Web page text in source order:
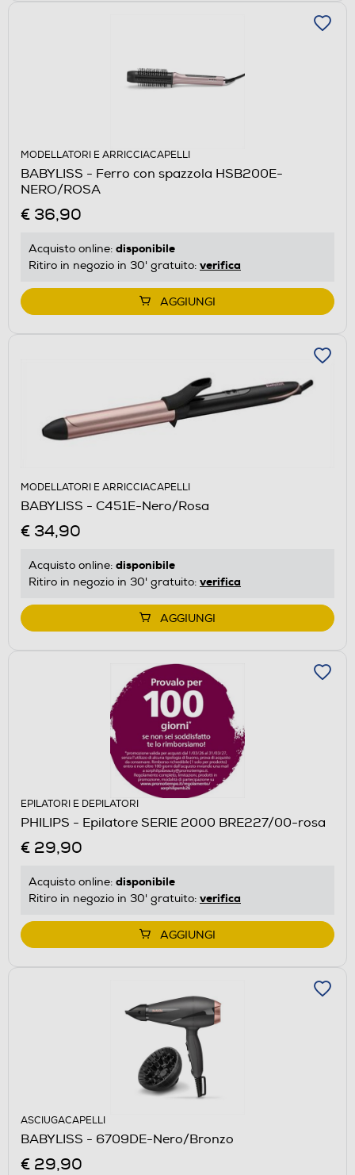
MODELLATORI E ARRICCIACAPELLI
BABYLISS - Ferro con spazzola HSB200E-
NERO/ROSA
€ 36,90
Acquisto online: disponibile
Ritiro in negozio in 30' gratuito: verifica
AGGIUNGI
MODELLATORI E ARRICCIACAPELLI
BABYLISS - C451E-Nero/Rosa
€ 34,90
Acquisto online: disponibile
Ritiro in negozio in 30' gratuito: verifica
AGGIUNGI
EPILATORI E DEPILATORI
PHILIPS - Epilatore SERIE 2000 BRE227/00-rosa
€ 29,90
Acquisto online: disponibile
Ritiro in negozio in 30' gratuito: verifica
AGGIUNGI
ASCIUGACAPELLI
BABYLISS - 6709DE-Nero/Bronzo
€ 29,90